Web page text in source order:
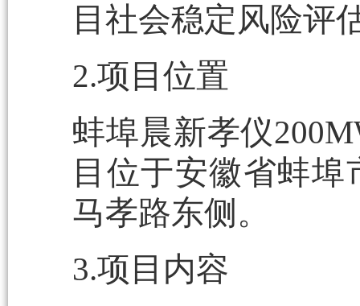
目社会稳定风险评
2.项目位置
蚌埠晨新孝仪
目位于安徽省蚌
马孝路东侧。
3.项目内容